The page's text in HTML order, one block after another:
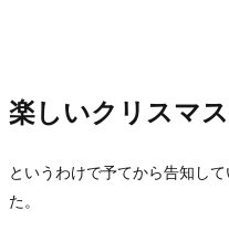
楽しいクリスマス
というわけで予てから告知し
た。